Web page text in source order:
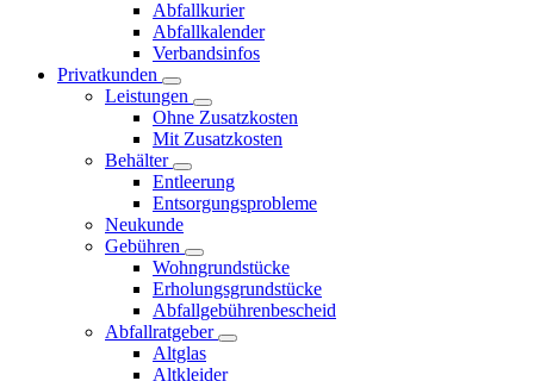
Abfallkurier
Abfallkalender
Verbandsinfos
Privatkunden
Leistungen
Ohne Zusatzkosten
Mit Zusatzkosten
Behälter
Entleerung
Entsorgungsprobleme
Neukunde
Gebühren
Wohngrundstücke
Erholungsgrundstücke
Abfallgebührenbescheid
Abfallratgeber
Altglas
Altkleider